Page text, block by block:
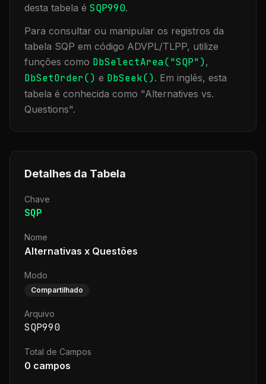
desta tabela é SQP990.
Para consultar ou manipular os registros da
tabela SQP em código ADVPL/TLPP, utilize
funções como DbSelectArea("SQP"),
DbSetOrder() e DbSeek(). Em inglês, esta
tabela é conhecida como "Alternatives vs.
Questions".
Detalhes da Tabela
Chave
SQP
Nome
Alternativas x Questões
Modo
Compartilhado
Arquivo
SQP990
Total de Campos
0 campos